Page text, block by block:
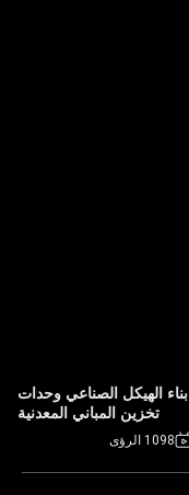
الهيكل الصناعي وحدات
تخزين المباني المعدنية
1098 الرؤى